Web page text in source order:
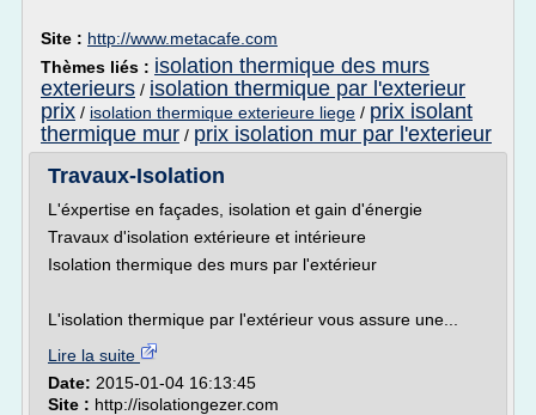
Site : http://www.metacafe.com
Thèmes liés : isolation thermique des murs
exterieurs / isolation thermique par l'exterieur
prix / isolation thermique exterieure liege / prix isolant
thermique mur / prix isolation mur par l'exterieur
Travaux-Isolation
L'éxpertise en façades, isolation et gain d'énergie
Travaux d'isolation extérieure et intérieure
Isolation thermique des murs par l'extérieur
L'isolation thermique par l'extérieur vous assure une...
Lire la suite
Date: 2015-01-04 16:13:45
Site : http://isolationgezer.com